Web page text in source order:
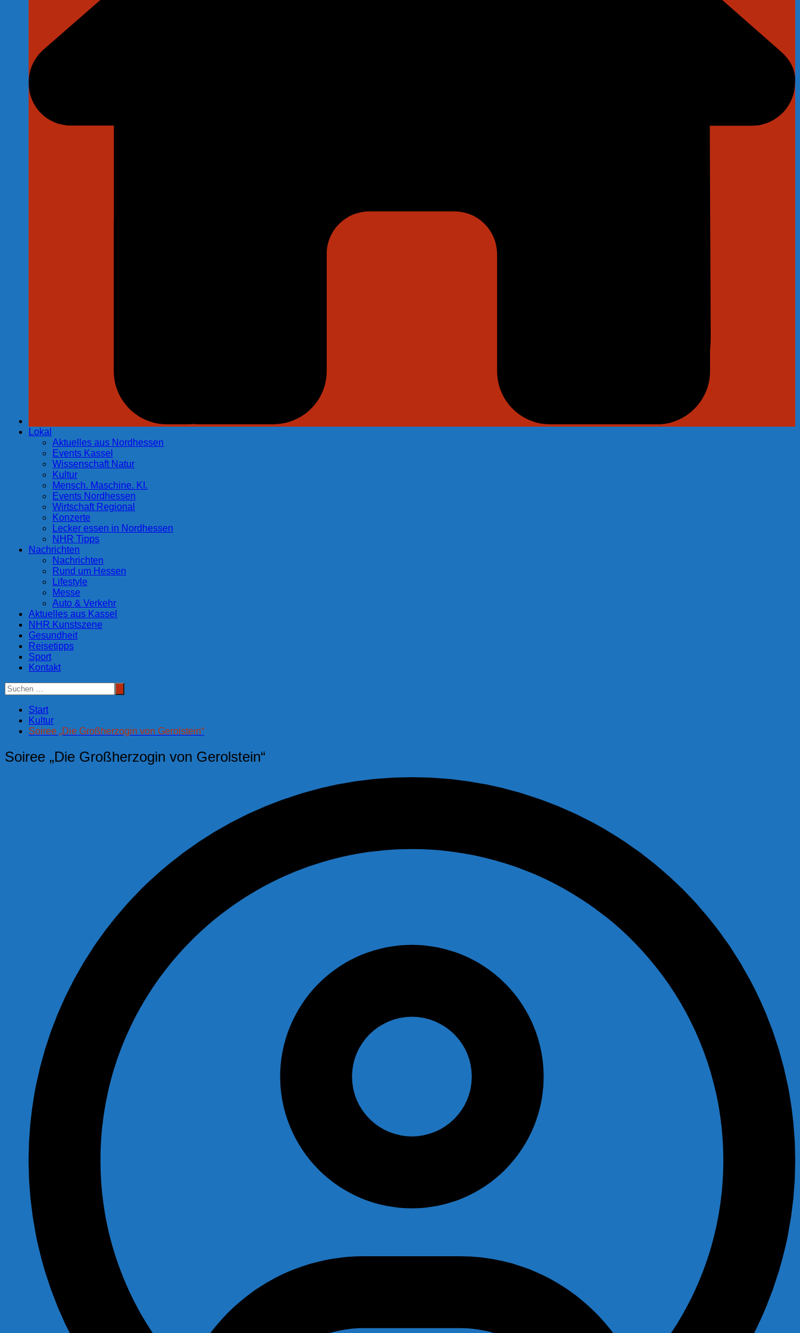
Lokal
Aktuelles aus Nordhessen
Events Kassel
Wissenschaft Natur
Kultur
Mensch. Maschine. KI.
Events Nordhessen
Wirtschaft Regional
Konzerte
Lecker essen in Nordhessen
NHR Tipps
Nachrichten
Nachrichten
Rund um Hessen
Lifestyle
Messe
Auto & Verkehr
Aktuelles aus Kassel
NHR Kunstszene
Gesundheit
Reisetipps
Sport
Kontakt
Start
Kultur
Soiree „Die Großherzogin von Gerolstein“
Soiree „Die Großherzogin von Gerolstein“